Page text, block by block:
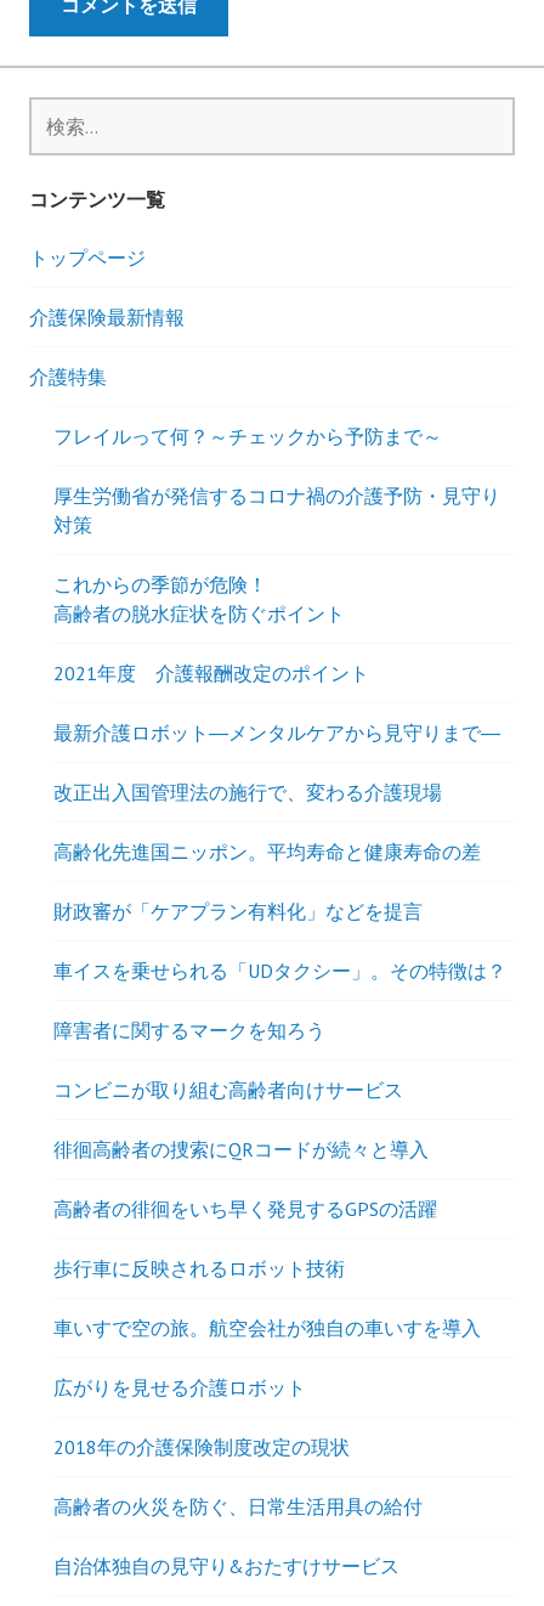
索:
コンテンツ一覧
トップページ
介護保険最新情報
介護特集
フレイルって何？～チェックから予防まで～
厚生労働省が発信するコロナ禍の介護予防・見守り
対策
これからの季節が危険！
高齢者の脱水症状を防ぐポイント
2021年度 介護報酬改定のポイント
最新介護ロボット―メンタルケアから見守りまで―
改正出入国管理法の施行で、変わる介護現場
高齢化先進国ニッポン。平均寿命と健康寿命の差
財政審が「ケアプラン有料化」などを提言
車イスを乗せられる「UDタクシー」。その特徴は？
障害者に関するマークを知ろう
コンビニが取り組む高齢者向けサービス
徘徊高齢者の捜索にQRコードが続々と導入
高齢者の徘徊をいち早く発見するGPSの活躍
歩行車に反映されるロボット技術
車いすで空の旅。航空会社が独自の車いすを導入
広がりを見せる介護ロボット
2018年の介護保険制度改定の現状
高齢者の火災を防ぐ、日常生活用具の給付
自治体独自の見守り&おたすけサービス